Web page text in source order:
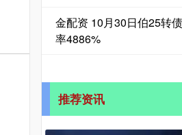
金配资 10月30日伯25转
率4886%
推荐资讯